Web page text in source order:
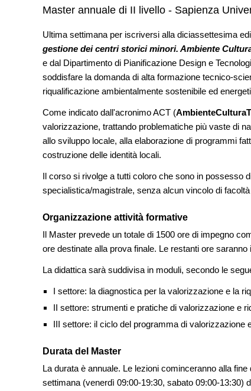
Master annuale di II livello - Sapienza
Ultima settimana per iscriversi alla diciassettesima
gestione dei centri storici minori. Ambiente
e dal Dipartimento di Pianificazione Design e
soddisfare la domanda di alta formazione
riqualificazione ambientalmente sostenibile ed
Come indicato dall'acronimo ACT (
valorizzazione, trattando problematiche più vaste di
allo sviluppo locale, alla elaborazione di programmi
costruzione delle identità locali.
Il corso si rivolge a tutti coloro che sono in possesso
specialistica/magistrale, senza alcun vincolo di
Organizzazione attività formative
Il Master prevede un totale di 1500 ore di impegno
ore destinate alla prova finale. Le restanti ore
La didattica sarà suddivisa in moduli, secondo le
I settore: la diagnostica per la valorizzazione e la
II settore: strumenti e pratiche di valorizzazione e
III settore: il ciclo del programma di valorizzazione
Durata del Master
La durata è annuale. Le lezioni cominceranno alla
settimana (venerdì 09:00-19:30, sabato 09:00-13:30)
UP-TO-DATE
novità su
tirocini ed equo
EVENTI
Con Carlo
Venezia
UP-TO-DATE
di architettura